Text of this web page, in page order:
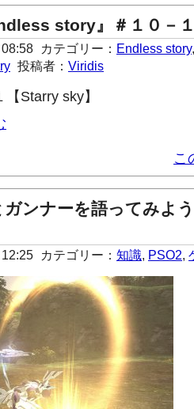
story』＃１０－
カテゴリー： Endless story
投稿者： Viridis
【Starry sky】
こ
ガンナーを語ってみ
カテゴリー： 知識, PSO2,